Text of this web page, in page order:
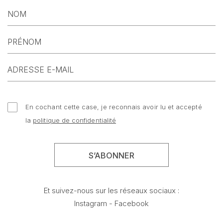
En cochant cette case, je reconnais avoir lu et accepté
la politique de confidentialité
Et suivez-nous sur les réseaux sociaux :
Instagram - Facebook